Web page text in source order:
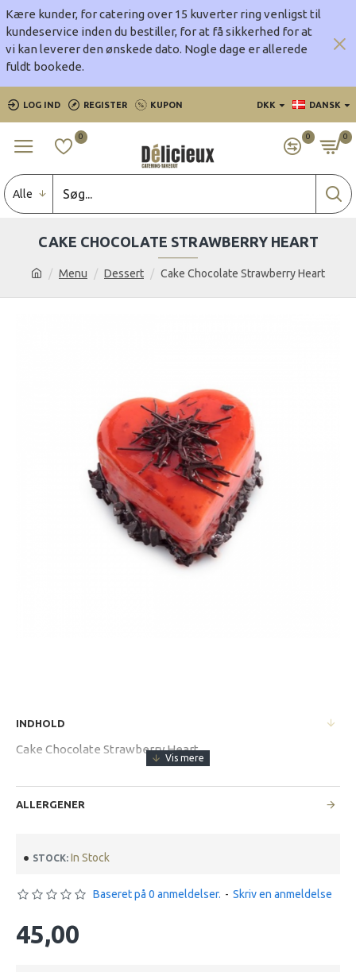
Kære kunder, for catering over 15 kuverter ring venligst til
kundeservice inden du bestiller, for at få sikkerhed for at
vi kan leverer den ønskede dato. Nogle dage er allerede
fuldt bookede.
LOG IND REGISTER KUPON DKK DANSK
0 0 0
Alle
Menu Dessert Cake Chocolate Strawberry Heart
CAKE CHOCOLATE STRAWBERRY HEART
INDHOLD
Cake Chocolate Strawberry Heart
ALLERGENER
STOCK: In Stock
Baseret på 0 anmeldelser. - Skriv en anmeldelse
45,00